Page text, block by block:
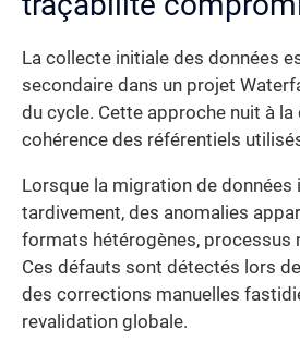
La collecte initiale des données
secondaire dans un projet
du cycle. Cette approche nuit à la
cohérence des référentiels utilisés
Lorsque la migration de données
tardivement, des anomalies
formats hétérogènes, processus
Ces défauts sont détectés lors
des corrections manuelles
revalidation globale.